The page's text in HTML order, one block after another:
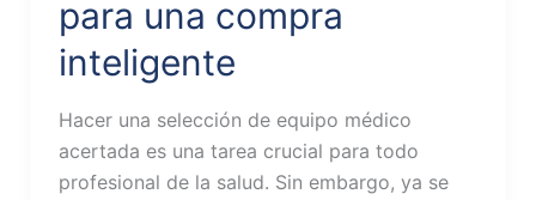
para una compra
inteligente
Hacer una selección de equipo médico
acertada es una tarea crucial para todo
profesional de la salud. Sin embargo, ya se